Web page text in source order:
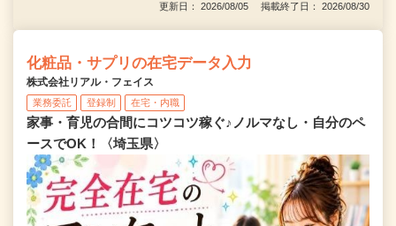
更新日： 2026/08/05 掲載終了日： 2026/08/30
化粧品・サプリの在宅データ入力
株式会社リアル・フェイス
業務委託 登録制 在宅・内職
家事・育児の合間にコツコツ稼ぐ♪ノルマなし・自分のペ
ースでOK！〈埼玉県〉